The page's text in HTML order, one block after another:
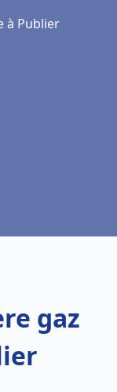
à Publier
gaz